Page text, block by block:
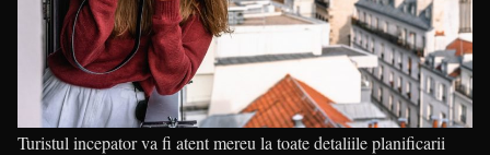
Turistul incepator va fi atent mereu la toate detaliile planificarii